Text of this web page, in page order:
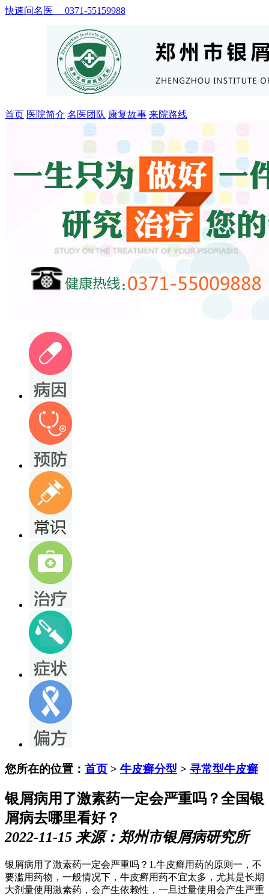
快速问名医 0371-55159988
首页 医院简介 名医团队 康复故事 来院路线
您所在的位置： 首页 > 牛皮癣分型 > 寻常型牛皮癣
银屑病用了激素药一定会严重吗？全国银
屑病去哪里看好？
2022-11-15 来源：郑州市银屑病研究所
银屑病用了激素药一定会严重吗？1.牛皮癣用药的原则一，不
要滥用药物，一般情况下，牛皮癣用药不宜太多，尤其是长期
大剂量使用激素药，会产生依赖性，一旦过量使用会产生严重